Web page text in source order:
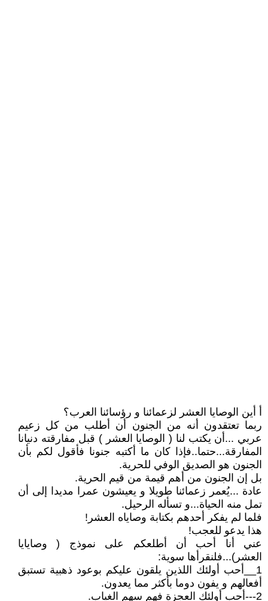
أ أين الوصايا العشر لزعمائنا و رؤسائنا العرب؟
ربما تعتقدون أنه من الجنون أن أطلب من كل زعيم
عربي ...أن يكتب لنا ( الوصايا العشر ) قبل مفارقته دنيانا
المفارقة...حتما..فإذا كان ما أكتبه جنونا فأقول لكم بأن
الجنون هو الصديق الوفي للحرية.
بل إن الجنون من أهم قيمة من قيم الحرية.
عادة ...يُعمر زعمائنا طويلا و يعيشون عمرا مديدا إلى أن
تمل منه الحياة...و تسأله الرحيل.
فلما لم يفكر أحدهم بكتابة وصاياه العشر!
هذا يدعو للعجب!
عني أنا أحب أن أطلعكم على نموذج ( وصايايا
العشر)...فلنقرأها سوية:
1__أحب أولئك اللذين يلقون عليكم بوعود ذهبية تستبق
أفعالهم و يفون دوما بأكثر مما يعدون.
2---أحب أولئك العجزة فهم سهم الغياب.